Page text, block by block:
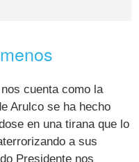
cuenta como la
Arulco se ha hecho
en una tirana que lo
a sus
Presidente nos